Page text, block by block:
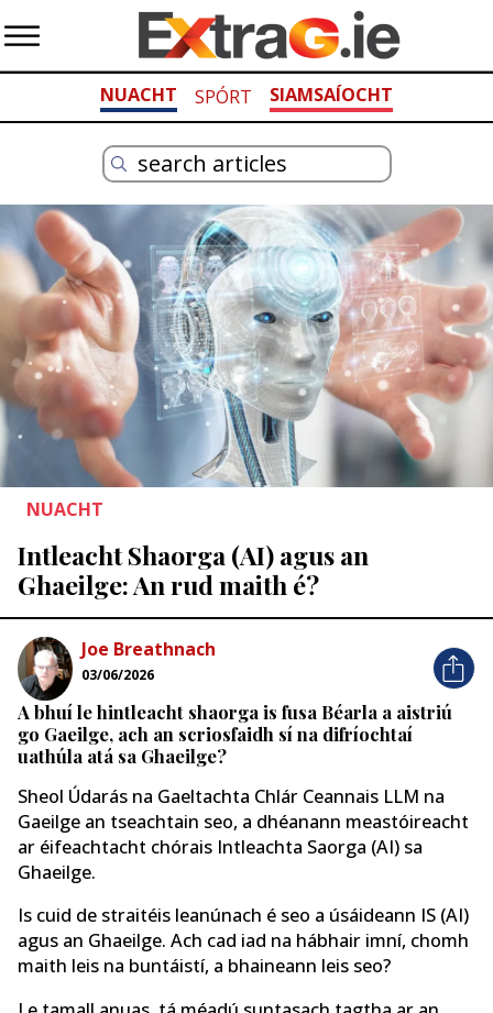
NUACHT SPÓRT SIAMSAÍOCHT
NUACHT
Intleacht Shaorga (AI) agus an
Ghaeilge: An rud maith é?
Joe Breathnach
03/06/2026
A bhuí le hintleacht shaorga is fusa Béarla a aistriú
go Gaeilge, ach an scriosfaidh sí na difríochtaí
uathúla atá sa Ghaeilge?
Sheol Údarás na Gaeltachta Chlár Ceannais LLM na
Gaeilge an tseachtain seo, a dhéanann meastóireacht
ar éifeachtacht chórais Intleachta Saorga (AI) sa
Ghaeilge.
Is cuid de straitéis leanúnach é seo a úsáideann IS (AI)
agus an Ghaeilge. Ach cad iad na hábhair imní, chomh
maith leis na buntáistí, a bhaineann leis seo?